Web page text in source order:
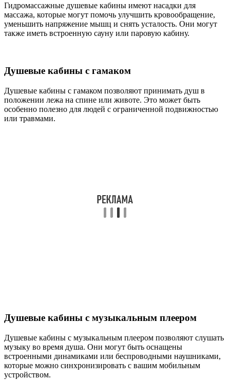
Гидромассажные душевые кабины имеют насадки для
массажа, которые могут помочь улучшить кровообращение,
уменьшить напряжение мышц и снять усталость. Они могут
также иметь встроенную сауну или паровую кабину.
Душевые кабины с гамаком
Душевые кабины с гамаком позволяют принимать душ в
положении лежа на спине или животе. Это может быть
особенно полезно для людей с ограниченной подвижностью
или травмами.
Душевые кабины с музыкальным плеером
Душевые кабины с музыкальным плеером позволяют слушать
музыку во время душа. Они могут быть оснащены
встроенными динамиками или беспроводными наушниками,
которые можно синхронизировать с вашим мобильным
устройством.